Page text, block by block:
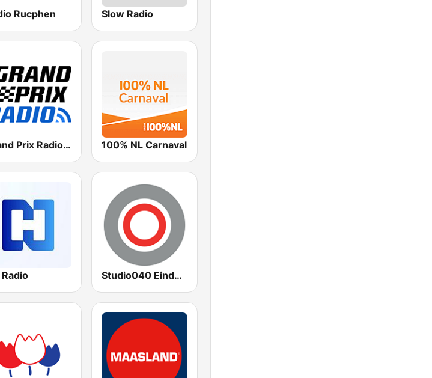
Rucphen Slow Radio
Grand Prix Radio BE 100% NL Carnaval
Radio Studio040 Eindhoven